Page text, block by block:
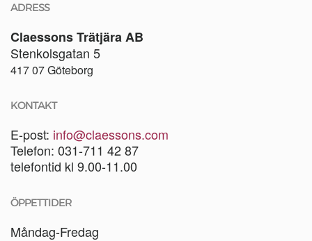
ADRESS
Claessons Trätjära AB
Stenkolsgatan 5
417 07 Göteborg
KONTAKT
E-post: info@claessons.com
Telefon: 031-711 42 87
telefontid kl 9.00-11.00
ÖPPETTIDER
Måndag-Fredag